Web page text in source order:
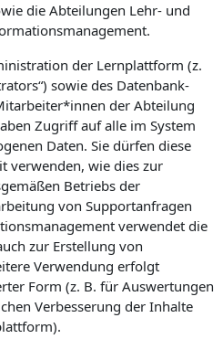
die Abteilungen Lehr- und
der Lernplattform (z.
sowie des Datenbank-
der Abteilung
Zugriff auf alle im System
Daten. Sie dürfen diese
verwenden, wie dies zur
Betriebs der
von Supportanfragen
verwendet die
zur Erstellung von
Verwendung erfolgt
Form (z. B. für Auswertungen
Verbesserung der Inhalte